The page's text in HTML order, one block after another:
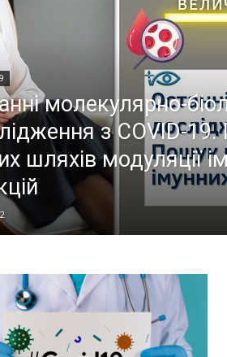
молекулярно-
з COVID-
шляхів модуляції